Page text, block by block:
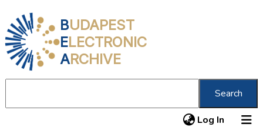
BUDAPEST
ELECTRONIC
ARCHIVE
Search
Log In (current)